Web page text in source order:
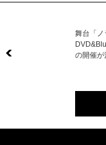
舞台「
の開催が